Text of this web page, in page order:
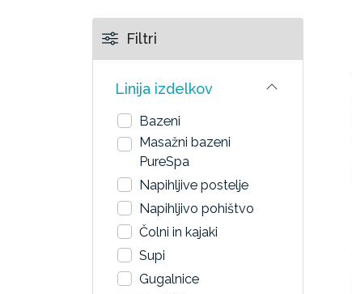
Filtri
Linija izdelkov
Bazeni
Masažni bazeni
PureSpa
Napihljive postelje
Napihljivo pohištvo
Čolni in kajaki
Supi
Gugalnice